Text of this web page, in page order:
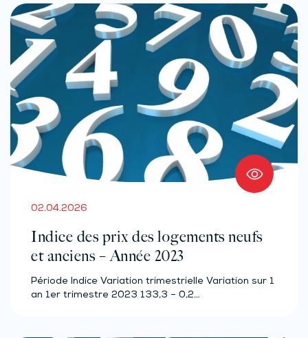
02.04.2026
Indice des prix des logements neufs
et anciens – Année 2023
Période Indice Variation trimestrielle Variation sur 1
an 1er trimestre 2023 133,3 – 0,2…